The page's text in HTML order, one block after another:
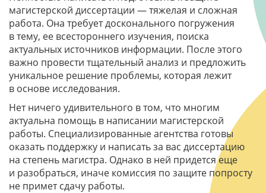
магистерской диссертации — тяжелая и сложная
работа. Она требует досконального погружения
в тему, ее всестороннего изучения, поиска
актуальных источников информации. После этого
важно провести тщательный анализ и предложить
уникальное решение проблемы, которая лежит
в основе исследования.
Нет ничего удивительного в том, что многим
актуальна помощь в написании магистерской
работы. Специализированные агентства готовы
оказать поддержку и написать за вас диссертацию
на степень магистра. Однако в ней придется еще
и разобраться, иначе комиссия по защите попросту
не примет сдачу работы.